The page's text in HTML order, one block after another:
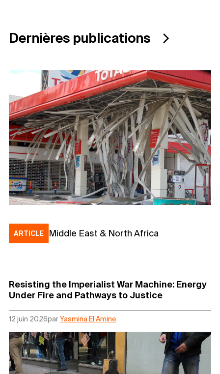
Dernières publications
ARTICLE Middle East & North Africa
Resisting the Imperialist War Machine: Energy
Under Fire and Pathways to Justice
12 juin 2026parYasmina El Amine